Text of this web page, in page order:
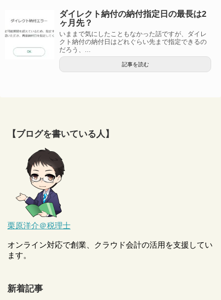
ダイレクト納付の納付指定日の最長は2
ヶ月先？
いままで気にしたこともなかった話ですが、ダイレ
クト納付の納付日はどれぐらい先まで指定できるの
だろう、...
記事を読む
【ブログを書いている人】
栗原洋介＠税理士
オンライン対応で創業、クラウド会計の活用を支援してい
ます。
新着記事